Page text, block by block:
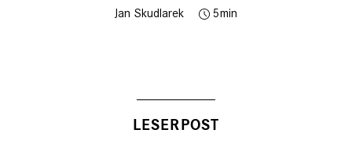
Jan Skudlarek 5